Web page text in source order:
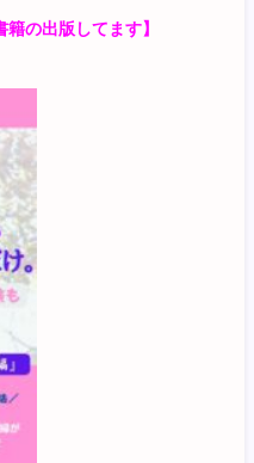
の出版してます】